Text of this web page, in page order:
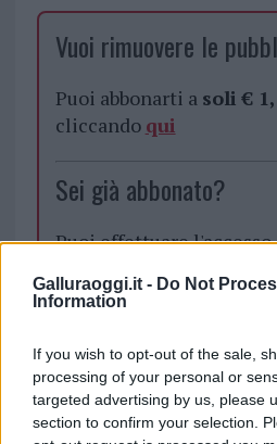
Galluraoggi.it - Do Not
Information
If you wish to opt-out of the sale,
processing of your personal or
targeted advertising by us, please
section to confirm your selection.
Vuoi rimuovere le
Puoi abbonarti a soli €
cliccando qui
Sei già abbonato?
Puoi effettuare
cliccando qui
TEMI: Guerra Ucraina
Solidarietà Ucraina